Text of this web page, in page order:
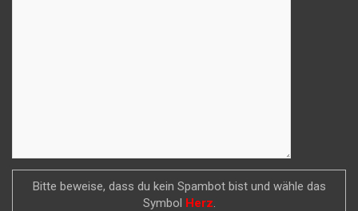
Bitte beweise, dass du kein Spambot bist und wähle das
Symbol Herz.